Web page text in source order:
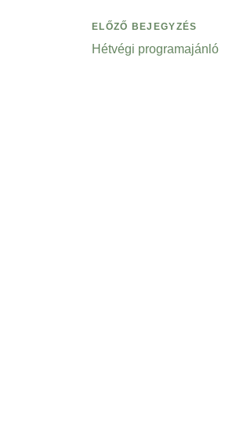
ELŐZŐ BEJEGYZÉS
Hétvégi programajánló